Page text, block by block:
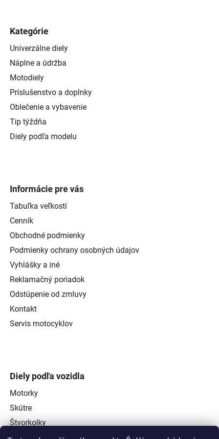
Kategórie
Univerzálne diely
Náplne a údržba
Motodiely
Príslušenstvo a doplnky
Oblečenie a vybavenie
Tip týždňa
Diely podľa modelu
Informácie pre vás
Tabuľka veľkostí
Cenník
Obchodné podmienky
Podmienky ochrany osobných údajov
Vyhlášky a iné
Reklamačný poriadok
Odstúpenie od zmluvy
Kontakt
Servis motocyklov
Diely podľa vozidla
Motorky
Skútre
Štvorkolky